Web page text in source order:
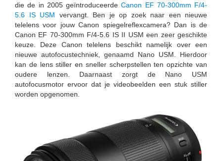
die de in 2005 geïntroduceerdeCanon EF 70-300mm F/4-
5.6 IS USM vervangt. Ben je op zoek naar een nieuwe
telelens voor jouw Canon spiegelreflexcamera? Dan is de
Canon EF 70-300mm F/4-5.6 IS II USM een zeer geschikte
keuze. Deze Canon telelens beschikt namelijk over een
nieuwe autofocustechniek, genaamd Nano USM. Hierdoor
kan de lens stiller en sneller scherpstellen ten opzichte van
oudere lenzen. Daarnaast zorgt de Nano USM
autofocusmotor ervoor dat je videobeelden een stuk stiller
worden opgenomen.